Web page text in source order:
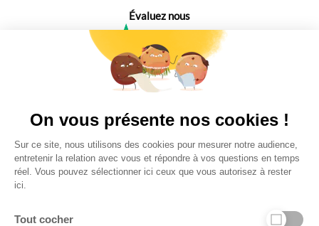
Évaluez nous
Plus de 650 Avis
On vous présente nos cookies !
Sur ce site, nous utilisons des cookies pour mesurer notre audience,
entretenir la relation avec vous et répondre à vos questions en temps
réel. Vous pouvez sélectionner ici ceux que vous autorisez à rester
ici.
Tout cocher